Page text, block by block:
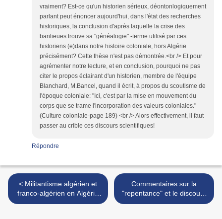
vraiment? Est-ce qu'un historien sérieux, déontonlogiquement
parlant peut énoncer aujourd'hui, dans l'état des recherches
historiques, la conclusion d'après laquelle la crise des
banlieues trouve sa "généalogie" -terme utilisé par ces
historiens (e)dans notre histoire coloniale, hors Algérie
précisément? Cette thèse n'est pas démontrée.<br /> Et pour
agrémenter notre lecture, et en conclusion, pourquoi ne pas
citer le propos éclairant d'un historien, membre de l'équipe
Blanchard, M.Bancel, quand il écrit, à propos du scoutisme de
l'époque coloniale: "Ici, c'est par la mise en mouvement du
corps que se trame l'incorporation des valeurs coloniales."
(Culture coloniale-page 189) <br /> Alors effectivement, il faut
passer au crible ces discours scientifiques!
Répondre
< Militantisme algérien et
franco-algérien en Algérie
coloniale (Gilbert Meynier)
Commentaires sur la
"repentance" et le discours
de P. Blanchard >